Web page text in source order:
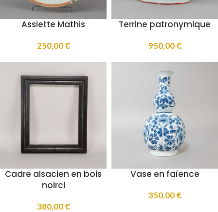
Assiette Mathis
250,00€
Terrine patronymique
950,00€
Cadre alsacien en bois
noirci
380,00€
Vase en faïence
350,00€